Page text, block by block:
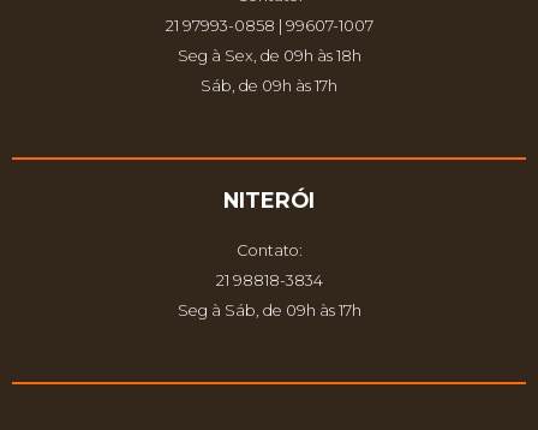
21 97993-0858 | 99607-1007
Seg à Sex, de 09h às 18h
Sáb, de 09h às 17h
NITERÓI
Contato:
21 98818-3834
Seg à Sáb, de 09h às 17h